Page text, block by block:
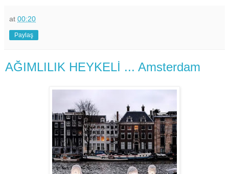
at 00:20
Paylaş
AĞIMLILIK HEYKELİ ... Amsterdam